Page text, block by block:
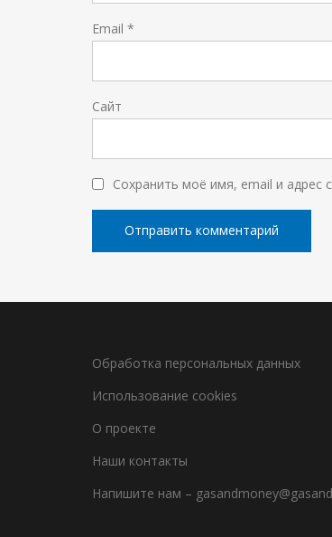
Email *
Сайт
Сохранить моё имя, email и адрес
Обработка персональных данных
Использование cookies
О проекте
Наши контакты
Напишите нам –